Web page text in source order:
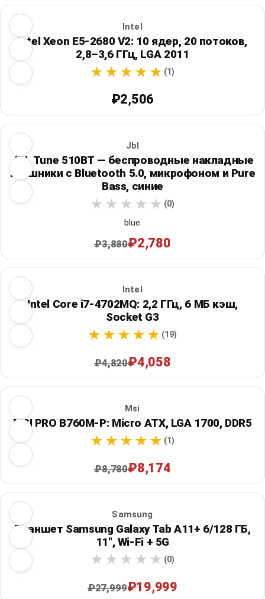
Intel
Intel Xeon E5-2680 V2: 10 ядер, 20 потоков,
2,8–3,6 ГГц, LGA 2011
(1)
₽2,506
Jbl
JBL Tune 510BT — беспроводные накладные
наушники с Bluetooth 5.0, микрофоном и Pure
Bass, синие
(0)
blue
₽3,880₽2,780
Intel
Intel Core i7-4702MQ: 2,2 ГГц, 6 МБ кэш,
Socket G3
(19)
₽4,820₽4,058
Msi
MSI PRO B760M-P: Micro ATX, LGA 1700, DDR5
(1)
₽8,780₽8,174
Samsung
Планшет Samsung Galaxy Tab A11+ 6/128 ГБ,
11", Wi‑Fi + 5G
(0)
₽27,999₽19,999